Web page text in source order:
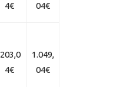
4€
04€
203,0
4€
1.049,
04€